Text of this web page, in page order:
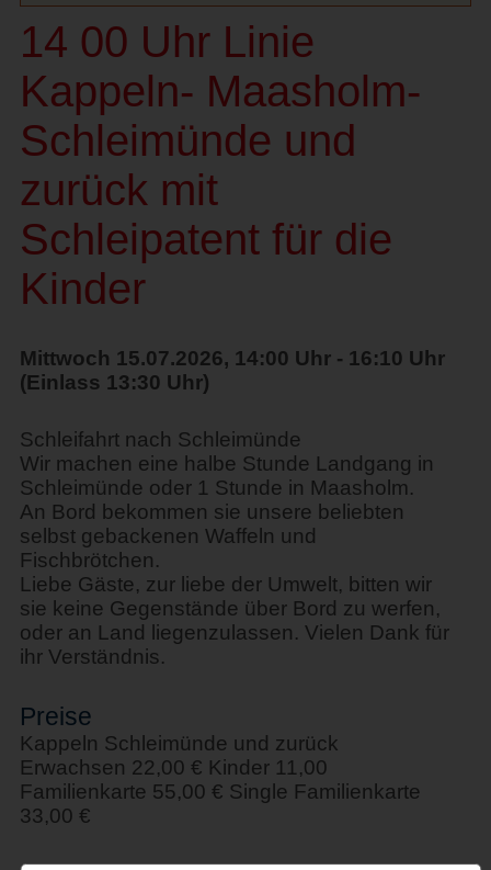
14 00 Uhr Linie
Kappeln- Maasholm-
Schleimünde und
zurück mit
Schleipatent für die
Kinder
Mittwoch 15.07.2026, 14:00 Uhr - 16:10 Uhr
(Einlass 13:30 Uhr)
Schleifahrt nach Schleimünde
Wir machen eine halbe Stunde Landgang in
Schleimünde oder 1 Stunde in Maasholm.
An Bord bekommen sie unsere beliebten
selbst gebackenen Waffeln und
Fischbrötchen.
Liebe Gäste, zur liebe der Umwelt, bitten wir
sie keine Gegenstände über Bord zu werfen,
oder an Land liegenzulassen. Vielen Dank für
ihr Verständnis.
Preise
Kappeln Schleimünde und zurück
Erwachsen 22,00 € Kinder 11,00
Familienkarte 55,00 € Single Familienkarte
33,00 €